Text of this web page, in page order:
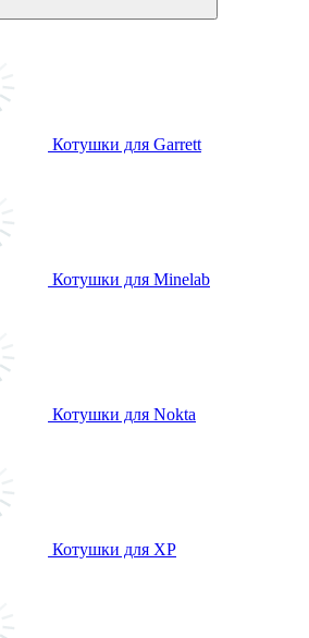
Котушки для Garrett
Котушки для Minelab
Котушки для Nokta
Котушки для ХР